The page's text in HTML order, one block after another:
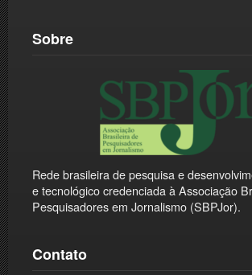
Sobre
Rede brasileira de pesquisa e
e tecnológico credenciada à Associação
Pesquisadores em Jornalismo (SBPJor).
Contato